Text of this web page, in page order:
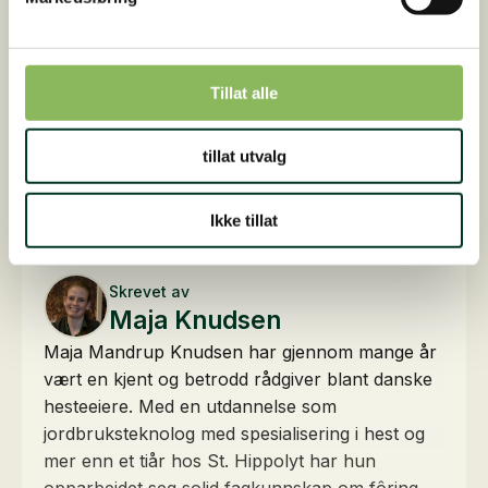
Tillat alle
tillat utvalg
Ikke tillat
https://netdoktor.dk/vitaminer/sygdomme/e-
Urteapotekeren – Frtiz Wolder
Skrevet av
Maja Knudsen
Maja Mandrup Knudsen har gjennom mange år
vært en kjent og betrodd rådgiver blant danske
hesteeiere. Med en utdannelse som
jordbruksteknolog med spesialisering i hest og
mer enn et tiår hos St. Hippolyt har hun